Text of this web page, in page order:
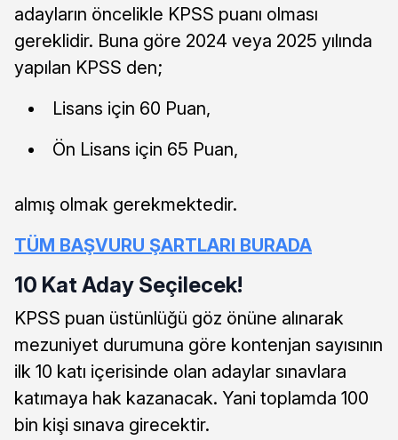
adayların öncelikle KPSS puanı olması
gereklidir. Buna göre 2024 veya 2025 yılında
yapılan KPSS den;
Lisans için 60 Puan,
Ön Lisans için 65 Puan,
almış olmak gerekmektedir.
TÜM BAŞVURU ŞARTLARI BURADA
10 Kat Aday Seçilecek!
KPSS puan üstünlüğü göz önüne alınarak
mezuniyet durumuna göre kontenjan sayısının
ilk 10 katı içerisinde olan adaylar sınavlara
katımaya hak kazanacak. Yani toplamda 100
bin kişi sınava girecektir.